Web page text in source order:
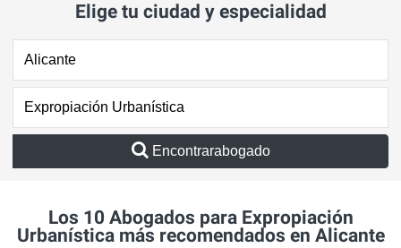
Elige tu ciudad y especialidad
Encontrarabogado
Los 10 Abogados para Expropiación
Urbanística más recomendados en Alicante